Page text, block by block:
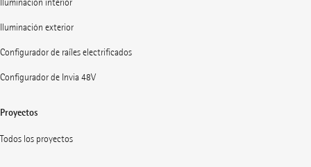
Iluminación interior
Iluminación exterior
Configurador de raíles electrificados
Configurador de Invia 48V
Proyectos
Todos los proyectos